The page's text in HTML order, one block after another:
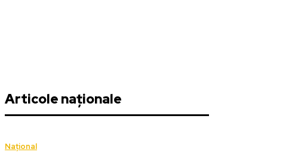
Articole naționale
Național